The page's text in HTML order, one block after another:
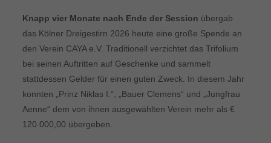
Knapp vier Monate nach Ende der Session übergab
das Kölner Dreigestirn 2026 heute eine große Spende an
den Verein CAYA e.V. Traditionell verzichtet das Trifolium
bei seinen Auftritten auf Geschenke und sammelt
stattdessen Gelder für einen guten Zweck. In diesem Jahr
konnten „Prinz Niklas I.“, „Bauer Clemens“ und „Jungfrau
Aenne“ dem von ihnen ausgewählten Verein mehr als €
120.000,00 übergeben.